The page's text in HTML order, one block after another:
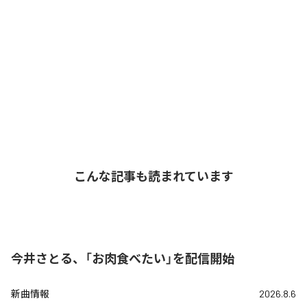
こんな記事も読まれています
今井さとる、「お肉食べたい」を配信開始
新曲情報 2026.8.6